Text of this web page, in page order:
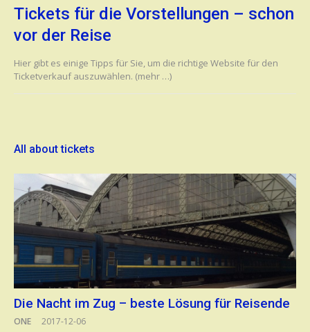
Tickets für die Vorstellungen – schon
vor der Reise
Hier gibt es einige Tipps für Sie, um die richtige Website für den
Ticketverkauf auszuwählen. (mehr …)
All about tickets
Die Nacht im Zug – beste Lösung für Reisende
ONE 2017-12-06